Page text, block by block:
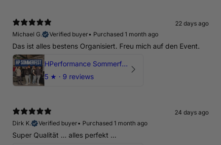
22 days ago
Michael G.
Verified buyer• Purchased 1 month ago
Das ist alles bestens Organisiert. Freu mich auf den Event.
HPerformance Sommerfest 2026
5 ★ · 9 reviews
24 days ago
Dirk K.
Verified buyer• Purchased 1 month ago
Super Qualität ... alles perfekt ...